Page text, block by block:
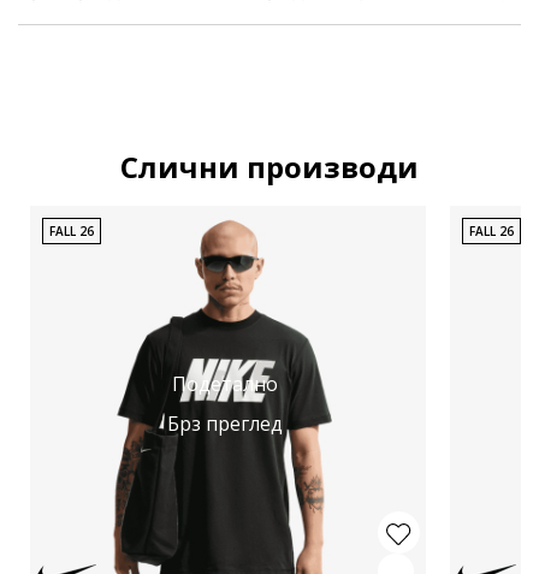
Слични производи
Подетално
Брз преглед
FALL 26 FALL 26